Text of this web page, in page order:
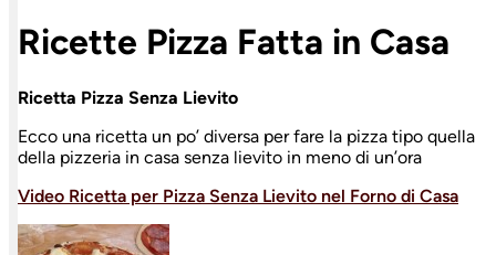
Ricette Pizza Fatta in Casa
Ricetta Pizza Senza Lievito
Ecco una ricetta un po’ diversa per fare la pizza tipo quella
della pizzeria in casa senza lievito in meno di un’ora
Video Ricetta per Pizza Senza Lievito nel Forno di Casa